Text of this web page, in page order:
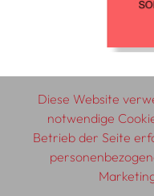
© 2026
Diese Website
notwendige
Betrieb der Seite